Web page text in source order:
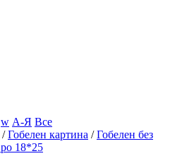
w А-Я Все
/Гобелен картина /Гобелен без
18*25